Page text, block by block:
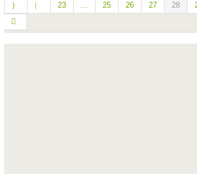
23 ... 25 26 27 28